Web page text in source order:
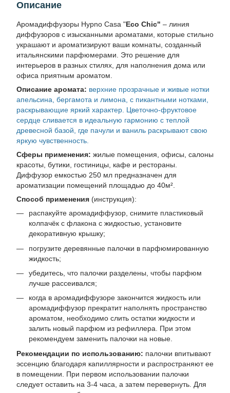
Описание
Аромадиффузоры Hypno Casa "Eco Chic" – линия
диффузоров с изысканными ароматами, которые стильно
украшают и ароматизируют ваши комнаты, созданный
итальянскими парфюмерами. Это решение для
интерьеров в разных стилях, для наполнения дома или
офиса приятным ароматом.
Описание аромата: верхние прозрачные и живые нотки
апельсина, бергамота и лимона, с пикантными нотками,
раскрывающие яркий характер. Цветочно-фруктовое
сердце сливается в идеальную гармонию с теплой
древесной базой, где пачули и ваниль раскрывают свою
яркую чувственность.
Сферы применения: жилые помещения, офисы, салоны
красоты, бутики, гостиницы, кафе и рестораны.
Диффузор емкостью 250 мл предназначен для
ароматизации помещений площадью до 40м².
Способ применения (инструкция):
распакуйте аромадиффузор, снимите пластиковый
колпачёк с флакона с жидкостью, установите
декоративную крышку;
погрузите деревянные палочки в парфюмированную
жидкость;
убедитесь, что палочки разделены, чтобы парфюм
лучше рассеивался;
когда в аромадиффузоре закончится жидкость или
аромадиффузор прекратит наполнять пространство
ароматом, необходимо слить остатки жидкости и
залить новый парфюм из рефиллера. При этом
рекомендуем заменить палочки на новые.
Рекомендации по использованию: палочки впитывают
эссенцию благодаря капиллярности и распространяют ее
в помещении. При первом использовании палочки
следует оставить на 3-4 часа, а затем перевернуть. Для